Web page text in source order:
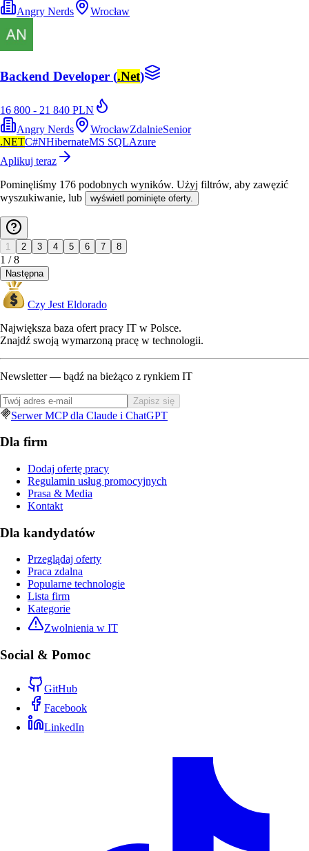
Angry Nerds
Wrocław
Backend Developer (.Net)
16 800 - 21 840 PLN
Angry Nerds
WrocławZdalnieSenior
.NETC#NHibernateMS SQLAzure
Aplikuj teraz
Pominęliśmy 176 podobnych wyników. Użyj filtrów, aby zawęzić
wyszukiwanie, lub
wyświetl pominięte oferty.
1 2 3 4 5 6 7 8
1 /8
Następna
Czy Jest Eldorado
Największa baza ofert pracy IT w Polsce.
Znajdź swoją wymarzoną pracę w technologii.
Newsletter — bądź na bieżąco z rynkiem IT
Zapisz się
Serwer MCP dla Claude i ChatGPT
Dla firm
Dodaj ofertę pracy
Regulamin usług promocyjnych
Prasa & Media
Kontakt
Dla kandydatów
Przeglądaj oferty
Praca zdalna
Popularne technologie
Lista firm
Kategorie
Zwolnienia w IT
Social & Pomoc
GitHub
Facebook
LinkedIn